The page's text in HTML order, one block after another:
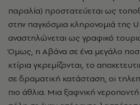
παραλία) προστατεύεται ως
στην παγκόσμια κληρονομιά της
αναστηλώνεται ως γραφικό
Όμως, η Αβάνα σε ένα μεγάλο
κτίρια γκρεμίζονται, το
σε δραματική κατάσταση, οι
πιο άθλια. Μια ξαφνική